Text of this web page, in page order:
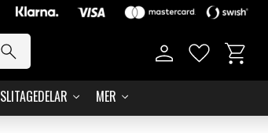
SLITAGEDELAR MER
Favoriter